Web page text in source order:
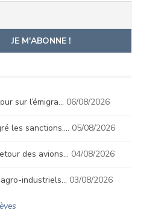
sur l’émigra… 06/08/2026
les sanctions,… 05/08/2026
des avions… 04/08/2026
industriels… 03/08/2026